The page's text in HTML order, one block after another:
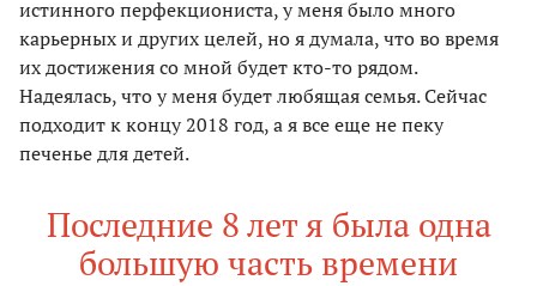
истинного перфекциониста, у меня было много
карьерных и других целей, но я думала, что во время
их достижения со мной будет кто-то рядом.
Надеялась, что у меня будет любящая семья. Сейчас
подходит к концу 2018 год, а я все еще не пеку
печенье для детей.
Последние 8 лет я была одна
большую часть времени